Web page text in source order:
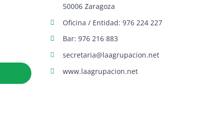
50006 Zaragoza
Oficina / Entidad: 976 224 227
Bar: 976 216 883
secretaria@laagrupacion.net
www.laagrupacion.net